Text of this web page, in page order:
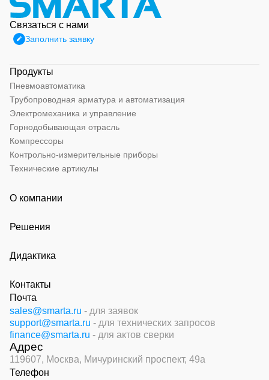
Связаться с нами
Заполнить заявку
Продукты
Пневмоавтоматика
Трубопроводная арматура и автоматизация
Электромеханика и управление
Горнодобывающая отрасль
Компрессоры
Контрольно-измерительные приборы
Технические артикулы
О компании
Решения
Дидактика
Контакты
Почта
sales@smarta.ru - для заявок
support@smarta.ru - для технических запросов
finance@smarta.ru - для актов сверки
Адрес
119607, Москва, Мичуринский проспект, 49а
Телефон